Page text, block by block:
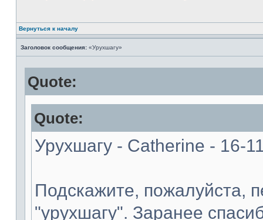
Вернуться к началу
Заголовок сообщения: «Урухшагу»
Quote:
Quote:
Урухшагу - Catherine - 16-
Подскажите, пожалуйста,
"урухшагу". Заранее